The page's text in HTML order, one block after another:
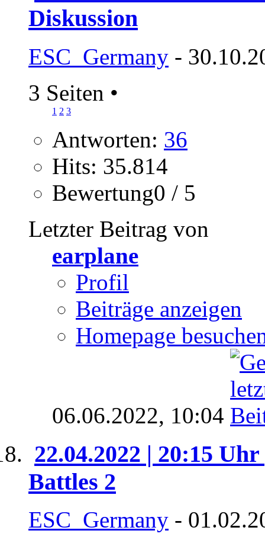
Diskussion
ESC_Germany -
3 Seiten •
1 2 3
Antworten: 36
Hits: 35.814
Bewertung0 / 5
Letzter Beitrag von
earplane
Profil
Beiträge anzeigen
Homepage
06.06.2022, 10:04
22.04.2022 | 20:15
Battles 2
ESC_Germany -